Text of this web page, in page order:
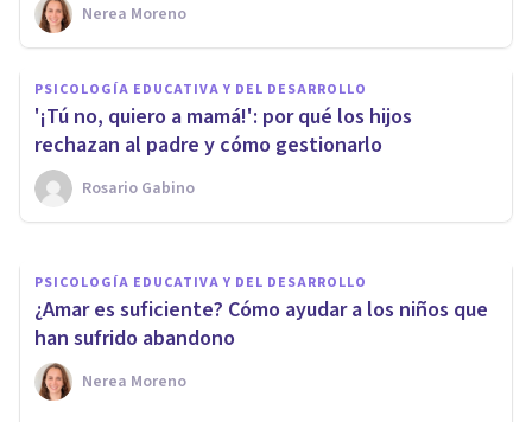
Nerea Moreno
PSICOLOGÍA EDUCATIVA Y DEL DESARROLLO
'¡Tú no, quiero a mamá!': por qué los hijos
rechazan al padre y cómo gestionarlo
Rosario Gabino
PSICOLOGÍA EDUCATIVA Y DEL DESARROLLO
Pesadillas en niños: por qué
ocurren y cómo calmarlas paso
a paso
Sara Martínez
PSICOLOGÍA EDUCATIVA Y DEL DESARROLLO
¿Amar es suficiente? Cómo ayudar a los niños que
han sufrido abandono
Nerea Moreno